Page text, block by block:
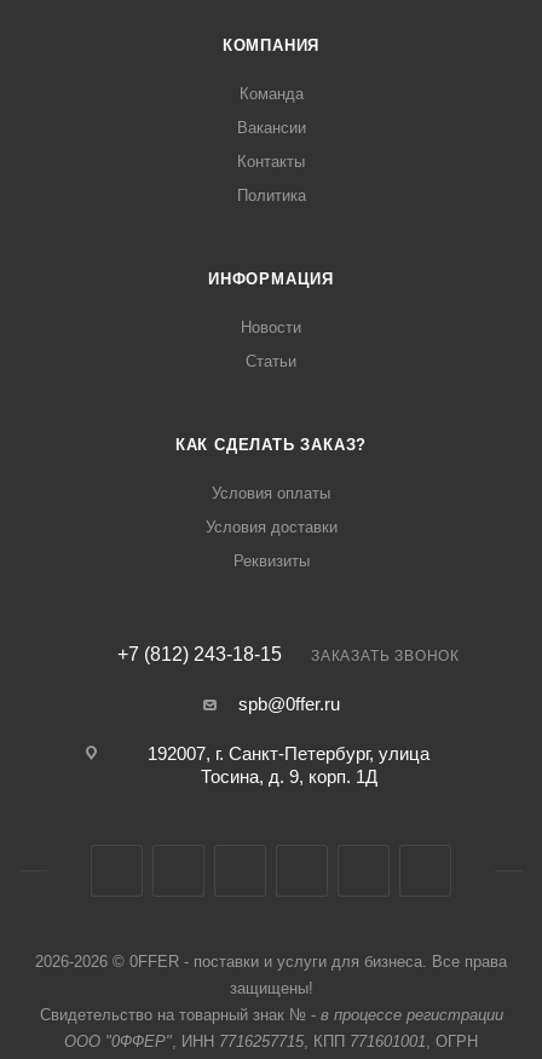
КОМПАНИЯ
Команда
Вакансии
Контакты
Политика
ИНФОРМАЦИЯ
Новости
Статьи
КАК СДЕЛАТЬ ЗАКАЗ?
Условия оплаты
Условия доставки
Реквизиты
+7 (812) 243-18-15 ЗАКАЗАТЬ ЗВОНОК
spb@0ffer.ru
192007, г. Санкт-Петербург, улица
Тосина, д. 9, корп. 1Д
2026-2026 © 0FFER - поставки и услуги для бизнеса. Все права
защищены!
Свидетельство на товарный знак № - в процессе регистрации
ООО "0ФФЕР", ИНН 7716257715, КПП 771601001, ОГРН